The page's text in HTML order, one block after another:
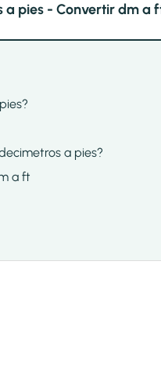
a pies - Convertir dm a
a pies?
a ft